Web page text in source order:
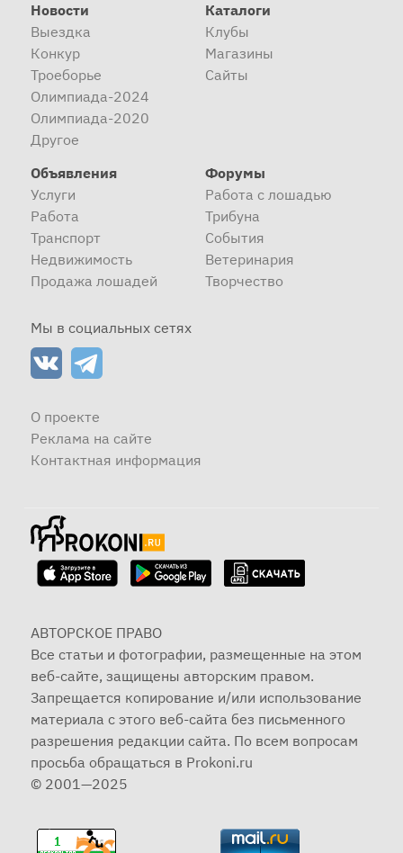
Новости
Выездка
Конкур
Троеборье
Олимпиада-2024
Олимпиада-2020
Другое
Каталоги
Клубы
Магазины
Сайты
Объявления
Услуги
Работа
Транспорт
Недвижимость
Продажа лошадей
Форумы
Работа с лошадью
Трибуна
События
Ветеринария
Творчество
Мы в социальных сетях
О проекте
Реклама на сайте
Контактная информация
АВТОРСКОЕ ПРАВО
Все статьи и фотографии, размещенные на этом
веб-сайте, защищены авторским правом.
Запрещается копирование и/или использование
материала с этого веб-сайта без письменного
разрешения редакции сайта. По всем вопросам
просьба обращаться в Prokoni.ru
© 2001—2025